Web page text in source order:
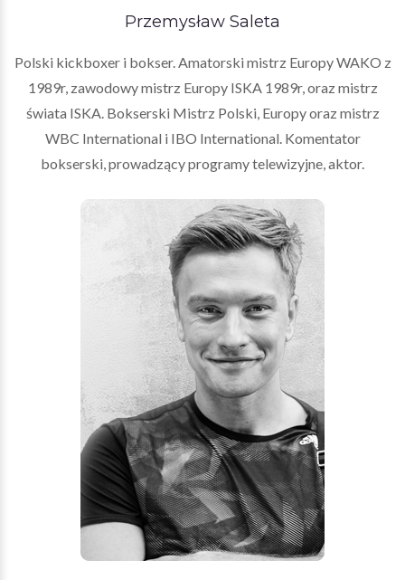
Przemysław Saleta
Polski kickboxer i bokser. Amatorski mistrz Europy WAKO z
1989r, zawodowy mistrz Europy ISKA 1989r, oraz mistrz
świata ISKA. Bokserski Mistrz Polski, Europy oraz mistrz
WBC International i IBO International. Komentator
bokserski, prowadzący programy telewizyjne, aktor.